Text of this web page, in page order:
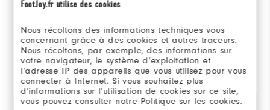
FootJoy.fr utilise des cookies
Nous récoltons des informations techniques vous
concernant grâce à des cookies et autres traceurs.
Nous récoltons, par exemple, des informations sur
votre navigateur, le système d’exploitation et
l’adresse IP des appareils que vous utilisez pour vous
connecter à Internet. Si vous souhaitez plus
d’informations sur l’utilisation de cookies sur ce site,
vous pouvez consulter notre Politique sur les cookies.
100%
Evalué par 1 client
View All